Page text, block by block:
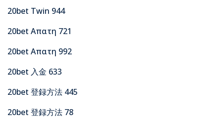
20bet Twin 944
20bet Απατη 721
20bet Απατη 992
20bet 入金 633
20bet 登録方法 445
20bet 登録方法 78